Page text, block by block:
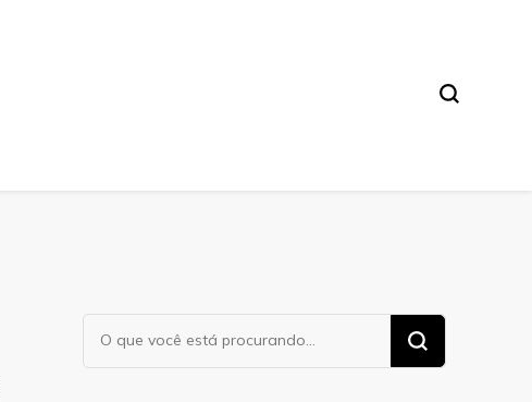
Procurando
algo?